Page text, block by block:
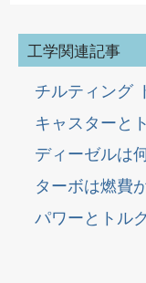
工学関連記事
チルティング
キャスターと
ディーゼルは
ターボは燃費
パワーとトル